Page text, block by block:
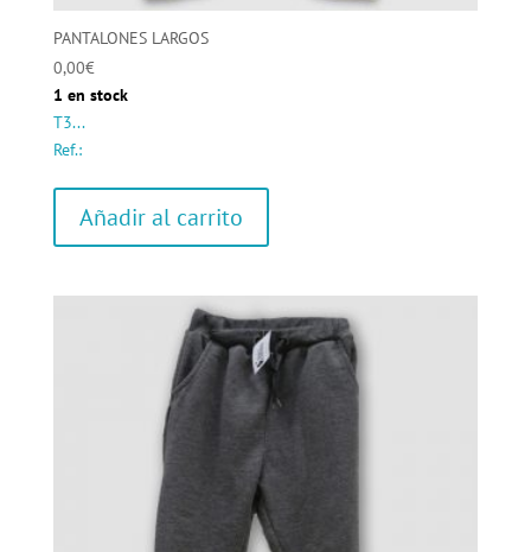
PANTALONES LARGOS
0,00€
1 en stock
T3...
Ref.:
Añadir al carrito